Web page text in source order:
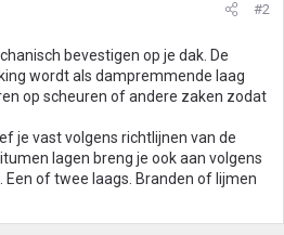
#2
bevestigen op je dak. De
wordt als dampremmende laag
op scheuren of andere zaken zodat
je vast volgens richtlijnen van de
lagen breng je ook aan volgens
of twee laags. Branden of lijmen